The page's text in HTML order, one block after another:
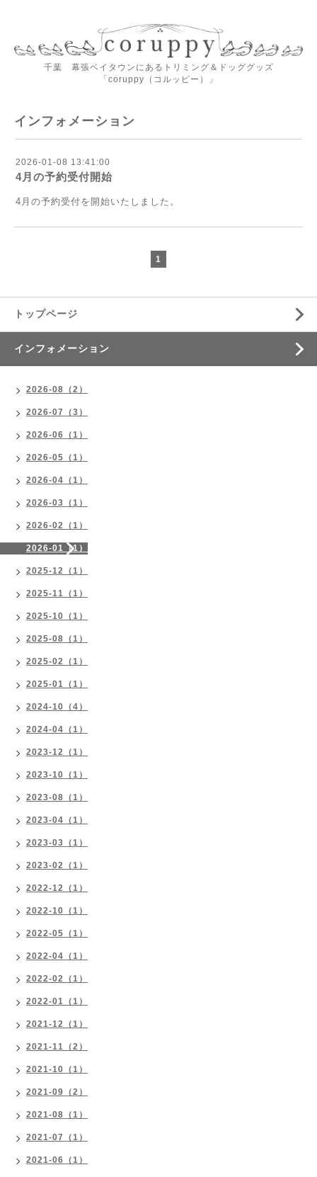
千葉 幕張ベイタウンにあるトリミング＆ドッググッズ
「coruppy（コルッピー）」
インフォメーション
2026-01-08 13:41:00
4月の予約受付開始
4月の予約受付を開始いたしました。
1
トップページ
インフォメーション
2026-08（2）
2026-07（3）
2026-06（1）
2026-05（1）
2026-04（1）
2026-03（1）
2026-02（1）
2026-01（1）
2025-12（1）
2025-11（1）
2025-10（1）
2025-08（1）
2025-02（1）
2025-01（1）
2024-10（4）
2024-04（1）
2023-12（1）
2023-10（1）
2023-08（1）
2023-04（1）
2023-03（1）
2023-02（1）
2022-12（1）
2022-10（1）
2022-05（1）
2022-04（1）
2022-02（1）
2022-01（1）
2021-12（1）
2021-11（2）
2021-10（1）
2021-09（2）
2021-08（1）
2021-07（1）
2021-06（1）